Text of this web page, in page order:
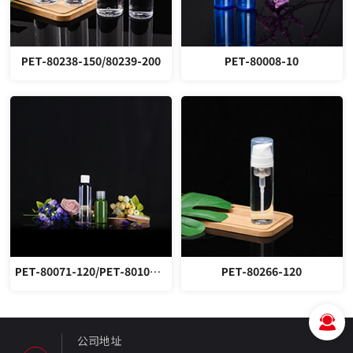
PET-80238-150/80239-200 PET-80008-10
PET-80071-120/PET-80101-80 PET-80266-120
公司地址